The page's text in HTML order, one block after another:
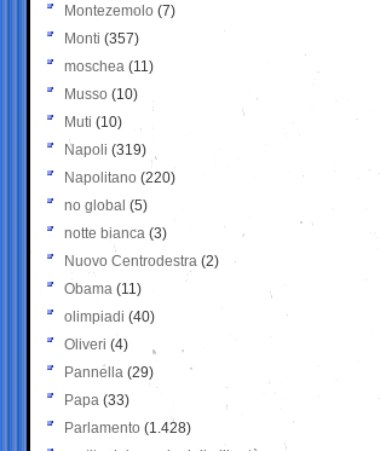
Montezemolo (7)
Monti (357)
moschea (11)
Musso (10)
Muti (10)
Napoli (319)
Napolitano (220)
no global (5)
notte bianca (3)
Nuovo Centrodestra (2)
Obama (11)
olimpiadi (40)
Oliveri (4)
Pannella (29)
Papa (33)
Parlamento (1.428)